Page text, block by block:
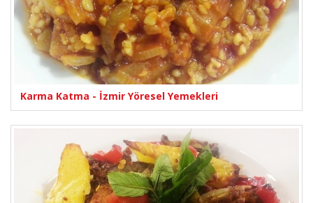
Karma Katma - İzmir Yöresel Yemekleri